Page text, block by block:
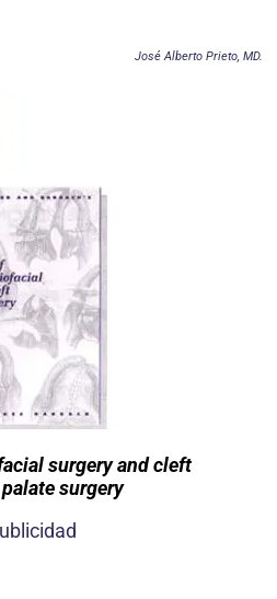
José Alberto Prieto, MD.
surgery and cleft
surgery